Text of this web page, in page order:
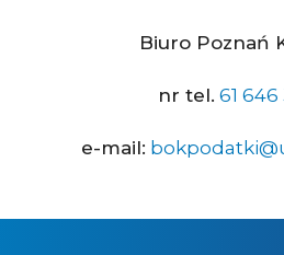
Biuro Poznań
nr tel. 61 646
e-mail: